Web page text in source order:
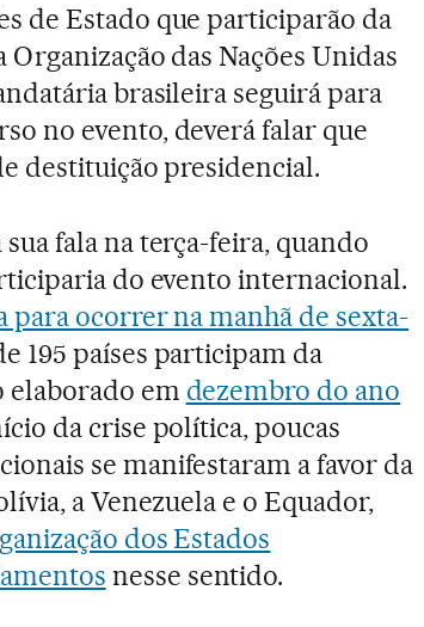
de Estado que participarão da
das Nações Unidas
brasileira seguirá para
no evento, deverá falar que
destituição presidencial.
fala na terça-feira, quando
do evento internacional.
para ocorrer na manhã de sexta-
195 países participam da
elaborado em dezembro do ano
da crise política, poucas
se manifestaram a favor da
a Venezuela e o Equador,
dos Estados
nesse sentido.